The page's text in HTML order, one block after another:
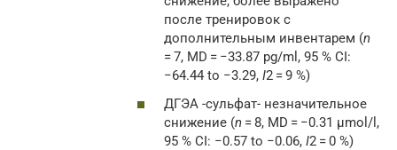
после тренировок с
дополнительным инвентарем (n
= 7, MD = −33.87 pg/ml, 95 % CI:
−64.44 to −3.29, I2 = 9 %)
ДГЭА -сульфат- незначительное
снижение (n = 8, MD = −0.31 μmol/l,
95 % CI: −0.57 to −0.06, I2 = 0 %)